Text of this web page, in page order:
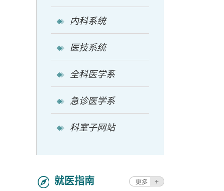
内科系统
医技系统
全科医学系
急诊医学系
科室子网站
就医指南